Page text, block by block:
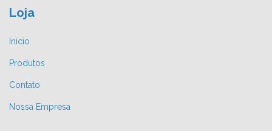
Loja
Início
Produtos
Contato
Nossa Empresa